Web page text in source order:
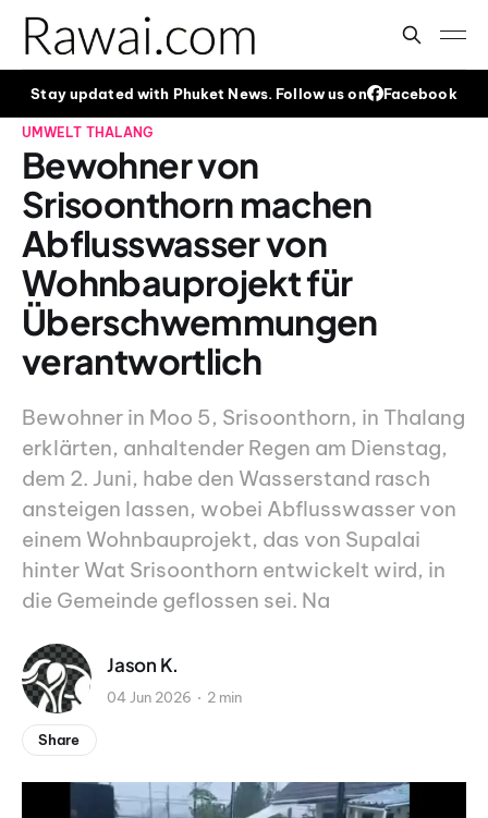
Stay updated with Phuket News. Follow us on Facebook
UMWELT THALANG
Bewohner von
Srisoonthorn machen
Abflusswasser von
Wohnbauprojekt für
Überschwemmungen
verantwortlich
Bewohner in Moo 5, Srisoonthorn, in Thalang
erklärten, anhaltender Regen am Dienstag,
dem 2. Juni, habe den Wasserstand rasch
ansteigen lassen, wobei Abflusswasser von
einem Wohnbauprojekt, das von Supalai
hinter Wat Srisoonthorn entwickelt wird, in
die Gemeinde geflossen sei. Na
Jason K.
04 Jun 2026 2 min
Share